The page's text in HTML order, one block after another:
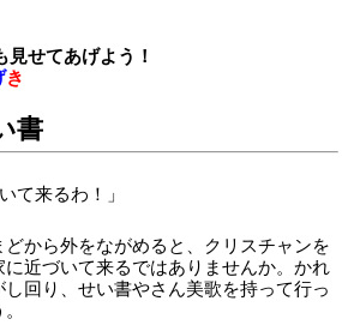
せてあげよう！
き
書
て来るわ！」
から外をながめると、クリスチャンを
近づいて来るではありませんか。かれ
回り、せい書やさん美歌を持って行っ